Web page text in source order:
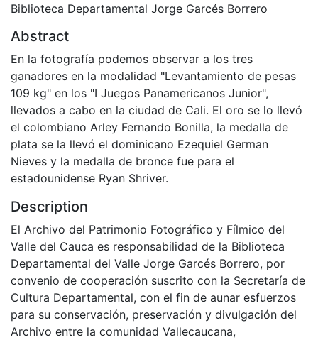
Biblioteca Departamental Jorge Garcés Borrero
Abstract
En la fotografía podemos observar a los tres
ganadores en la modalidad "Levantamiento de pesas
109 kg" en los "I Juegos Panamericanos Junior",
llevados a cabo en la ciudad de Cali. El oro se lo llevó
el colombiano Arley Fernando Bonilla, la medalla de
plata se la llevó el dominicano Ezequiel German
Nieves y la medalla de bronce fue para el
estadounidense Ryan Shriver.
Description
El Archivo del Patrimonio Fotográfico y Fílmico del
Valle del Cauca es responsabilidad de la Biblioteca
Departamental del Valle Jorge Garcés Borrero, por
convenio de cooperación suscrito con la Secretaría de
Cultura Departamental, con el fin de aunar esfuerzos
para su conservación, preservación y divulgación del
Archivo entre la comunidad Vallecaucana,